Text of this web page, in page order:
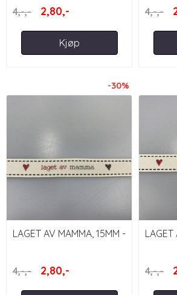
4,-,-
2,80,-
Kjøp
4,-,-
-30%
LAGET AV MAMMA, 15MM -
4,-,-
2,80,-
LAGET
4,-,-